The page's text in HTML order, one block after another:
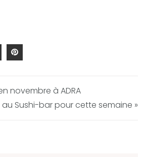
novembre à ADRA
au Sushi-bar pour cette semaine »